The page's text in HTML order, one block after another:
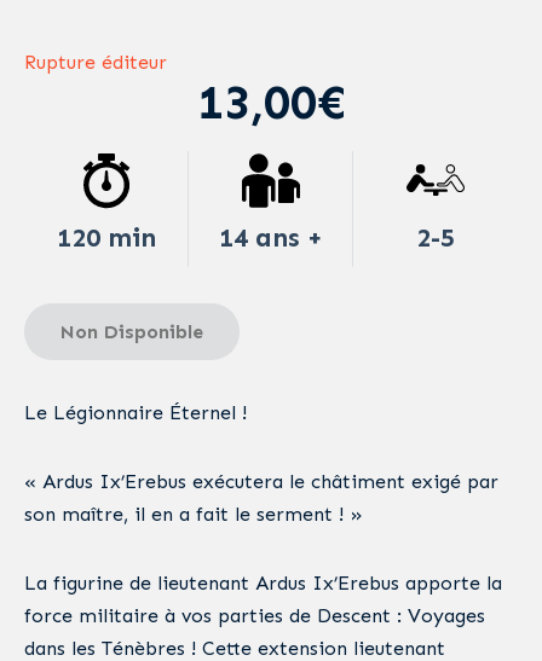
Rupture éditeur
13,00€
120 min 14 ans + 2-5
Non Disponible
Le Légionnaire Éternel !
« Ardus Ix’Erebus exécutera le châtiment exigé par
son maître, il en a fait le serment ! »
La figurine de lieutenant Ardus Ix’Erebus apporte la
force militaire à vos parties de Descent : Voyages
dans les Ténèbres ! Cette extension lieutenant